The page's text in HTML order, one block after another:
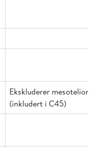
Ekskluderer mesoteliom
(inkludert i C45)